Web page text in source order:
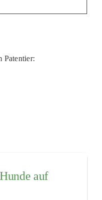
Patentier:
auf